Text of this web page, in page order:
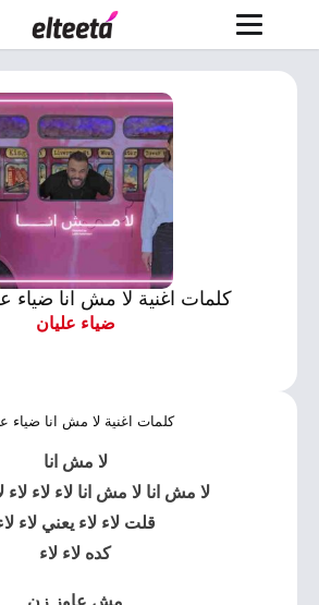
كلمات اغنية لا مش انا ضياء
ضياء عليان
كلمات اغنية لا مش انا ضياء
لا مش انا
لا مش انا لا مش انا لاء لاء لاء
قلت لاء لاء يعني لاء
كده لاء لاء
مش عاوز زن